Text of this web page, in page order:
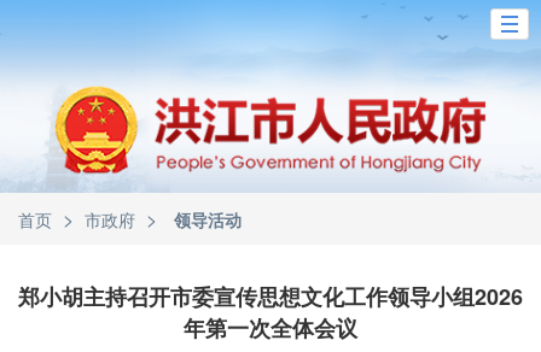
首页 > 市政府 > 领导活动
郑小胡主持召开市委宣传思想文化工作领导小组2026
年第一次全体会议